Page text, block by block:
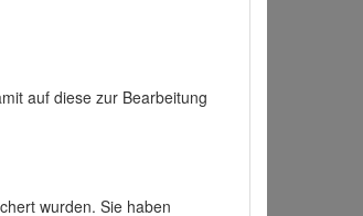
auf diese zur Bearbeitung
wurden. Sie haben